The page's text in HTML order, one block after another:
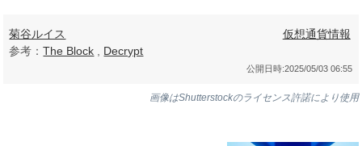
菊谷ルイス
参考：The Block Decrypt
仮想通貨情報
公開日時:2025/05/03 06:55
画像はShutterstockのライセンス許諾により使用